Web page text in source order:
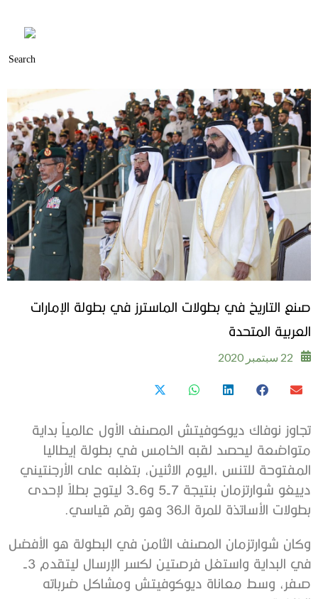
صنع التاريخ في بطولات الماسترز في بطولة الإمارات
العربية المتحدة
22 سبتمبر 2020
تجاوز نوفاك ديوكوفيتش المصنف الأول عالمياً بداية
متواضعة ليحصد لقبه الخامس في بطولة إيطاليا
المفتوحة للتنس ،اليوم الاثنين، بتغلبه على الأرجنتيني
دييغو شوارتزمان بنتيجة 7-5 و6-3 ليتوج بطلاً لإحدى
بطولات الأساتذة للمرة الـ36 وهو رقم قياسي.
وكان شوارتزمان المصنف الثامن في البطولة هو الأفضل
في البداية واستغل فرصتين لكسر الإرسال ليتقدم 3-
صفر، وسط معاناة ديوكوفيتش ومشاكل ضرباته